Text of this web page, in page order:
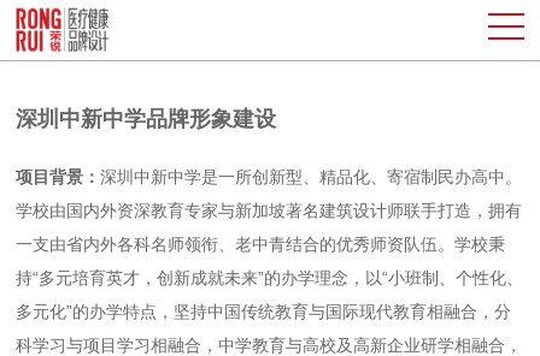
深圳中新中学品牌形象建设
项目背景：深圳中新中学是一所创新型、精品化、寄宿制民办高中。
学校由国内外资深教育专家与新加坡著名建筑设计师联手打造，拥有
一支由省内外各科名师领衔、老中青结合的优秀师资队伍。学校秉
持“多元培育英才，创新成就未来”的办学理念，以“小班制、个性化、
多元化”的办学特点，坚持中国传统教育与国际现代教育相融合，分
科学习与项目学习相融合，中学教育与高校及高新企业研学相融合，